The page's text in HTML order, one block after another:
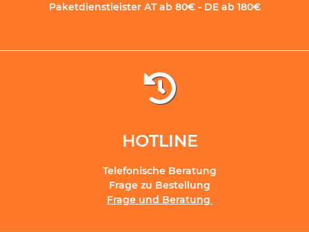
Paketdienstleister AT ab 80€ - DE ab 180€
HOTLINE
Telefonische Beratung
Frage zu Bestellung
Frage und Beratung